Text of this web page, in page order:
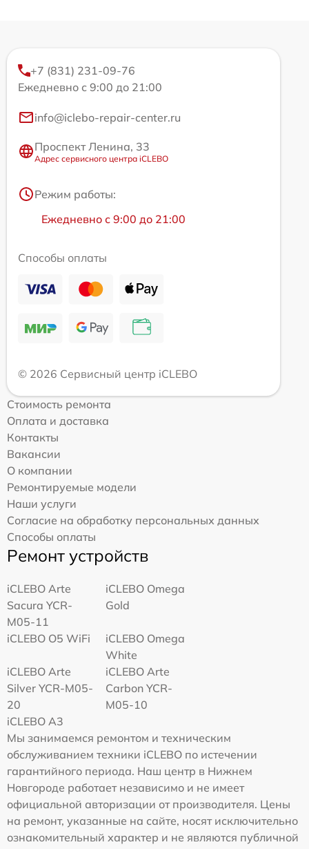
+7 (831) 231-09-76
Ежедневно с 9:00 до 21:00
info@iclebo-repair-center.ru
Проспект Ленина, 33
Адрес сервисного центра iCLEBO
Режим работы:
Ежедневно с 9:00 до 21:00
Способы оплаты
© 2026 Сервисный центр iCLEBO
Стоимость ремонта
Оплата и доставка
Контакты
Вакансии
О компании
Ремонтируемые модели
Наши услуги
Согласие на обработку персональных данных
Способы оплаты
Ремонт устройств
iCLEBO Arte
Sacura YCR-
M05-11
iCLEBO Omega
Gold
iCLEBO O5 WiFi
iCLEBO Omega
White
iCLEBO Arte
Silver YCR-M05-
20
iCLEBO Arte
Carbon YCR-
M05-10
iCLEBO A3
Мы занимаемся ремонтом и техническим
обслуживанием техники iCLEBO по истечении
гарантийного периода. Наш центр в Нижнем
Новгороде работает независимо и не имеет
официальной авторизации от производителя. Цены
на ремонт, указанные на сайте, носят исключительно
ознакомительный характер и не являются публичной